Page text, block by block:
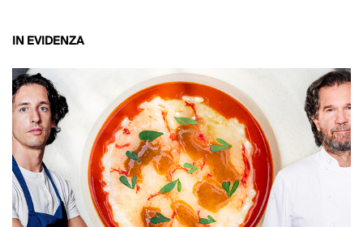
IN EVIDENZA